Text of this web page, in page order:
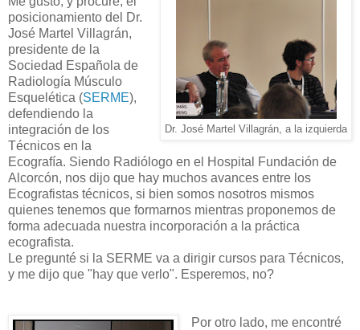
Dr. José Martel Villagrán, a la izquierda
posicionamiento del Dr.
José Martel Villagrán,
presidente de la
Sociedad Española de
Radiología Músculo
Esquelética (SERME),
defendiendo la
integración de los
Técnicos en la
Ecografía. Siendo Radiólogo en el Hospital Fundación de
Alcorcón, nos dijo que hay muchos avances entre los
Ecografistas técnicos, si bien somos nosotros mismos
quienes tenemos que formarnos mientras proponemos de
forma adecuada nuestra incorporación a la práctica
ecografista.
Le pregunté si la SERME va a dirigir cursos para Técnicos,
y me dijo que "hay que verlo". Esperemos, no?
Por otro lado, me encontré